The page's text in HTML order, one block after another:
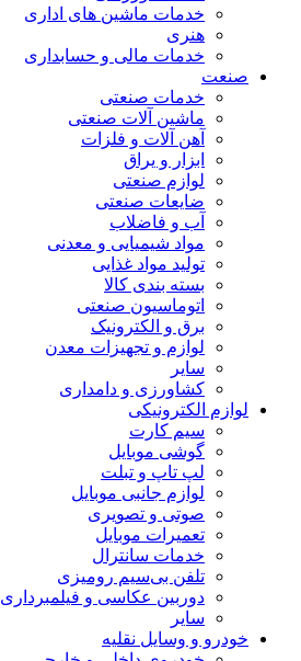
خدمات ماشین های اداری
هنری
خدمات مالی و حسابداری
صنعت
خدمات صنعتی
ماشین آلات صنعتی
آهن آلات و فلزات
ابزار و یراق
لوازم صنعتی
ضایعات صنعتی
آب و فاضلاب
مواد شیمیایی و معدنی
تولید مواد غذایی
بسته بندی کالا
اتوماسیون صنعتی
برق و الکترونیک
لوازم و تجهیزات معدن
سایر
کشاورزی و دامداری
لوازم الکترونیکی
سیم کارت
گوشی موبایل
لپ تاپ و تبلت
لوازم جانبی موبایل
صوتی و تصویری
تعمیرات موبایل
خدمات سانترال
تلفن بی‌سیم رومیزی
دوربین عکاسی و فیلمبرداری
سایر
خودرو و وسایل نقلیه